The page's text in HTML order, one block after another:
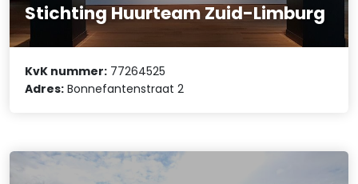
Stichting Huurteam Zuid-Limburg
KvK nummer: 77264525
Adres: Bonnefantenstraat 2